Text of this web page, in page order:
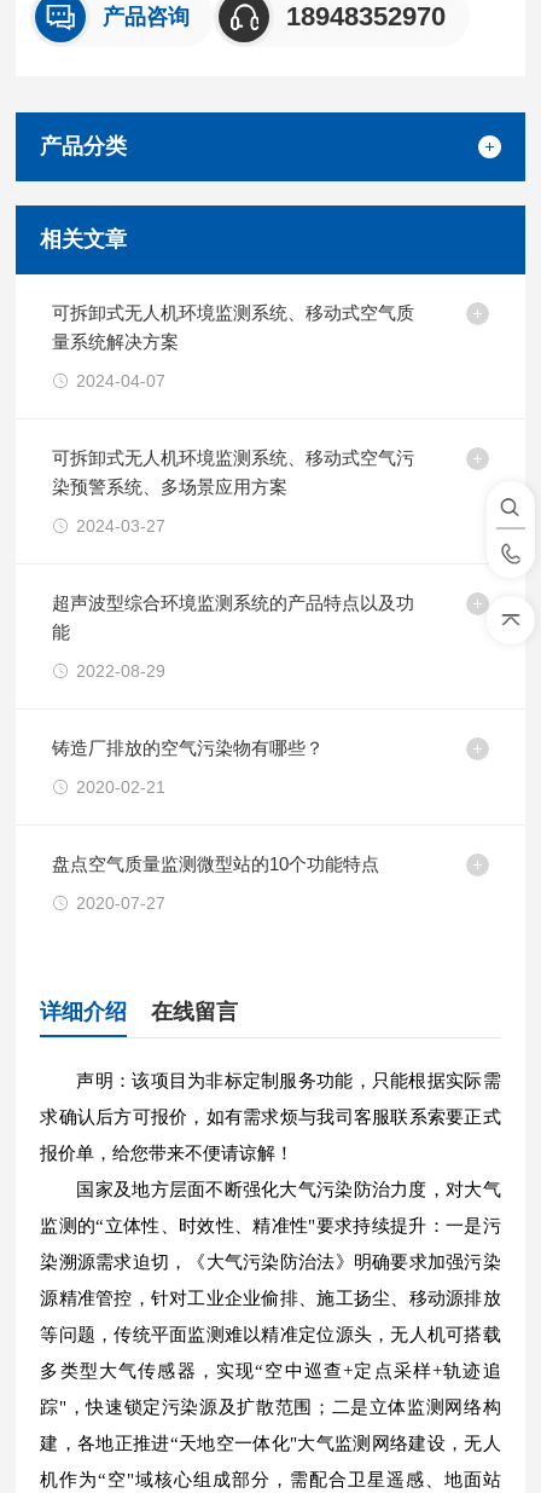
产品咨询 18948352970
产品分类
相关文章
可拆卸式无人机环境监测系统、移动式空气质
量系统解决方案
2024-04-07
可拆卸式无人机环境监测系统、移动式空气污
染预警系统、多场景应用方案
2024-03-27
超声波型综合环境监测系统的产品特点以及功
能
2022-08-29
铸造厂排放的空气污染物有哪些？
2020-02-21
盘点空气质量监测微型站的10个功能特点
2020-07-27
详细介绍 在线留言
声明：该项目为非标定制服务功能，只能根据实际需
求确认后方可报价，如有需求烦与我司客服联系索要正式
报价单，给您带来不便请谅解！
国家及地方层面不断强化大气污染防治力度，对大气
监测的“立体性、时效性、精准性"要求持续提升：一是污
染溯源需求迫切，《大气污染防治法》明确要求加强污染
源精准管控，针对工业企业偷排、施工扬尘、移动源排放
等问题，传统平面监测难以精准定位源头，无人机可搭载
多类型大气传感器，实现“空中巡查+定点采样+轨迹追
踪"，快速锁定污染源及扩散范围；二是立体监测网络构
建，各地正推进“天地空一体化"大气监测网络建设，无人
机作为“空"域核心组成部分，需配合卫星遥感、地面站